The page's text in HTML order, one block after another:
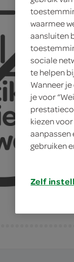
waarmee
aansluiten
sociale
te helpen
Wanneer
je voor
kiezen
aanpassen
gebruiken
Zelf